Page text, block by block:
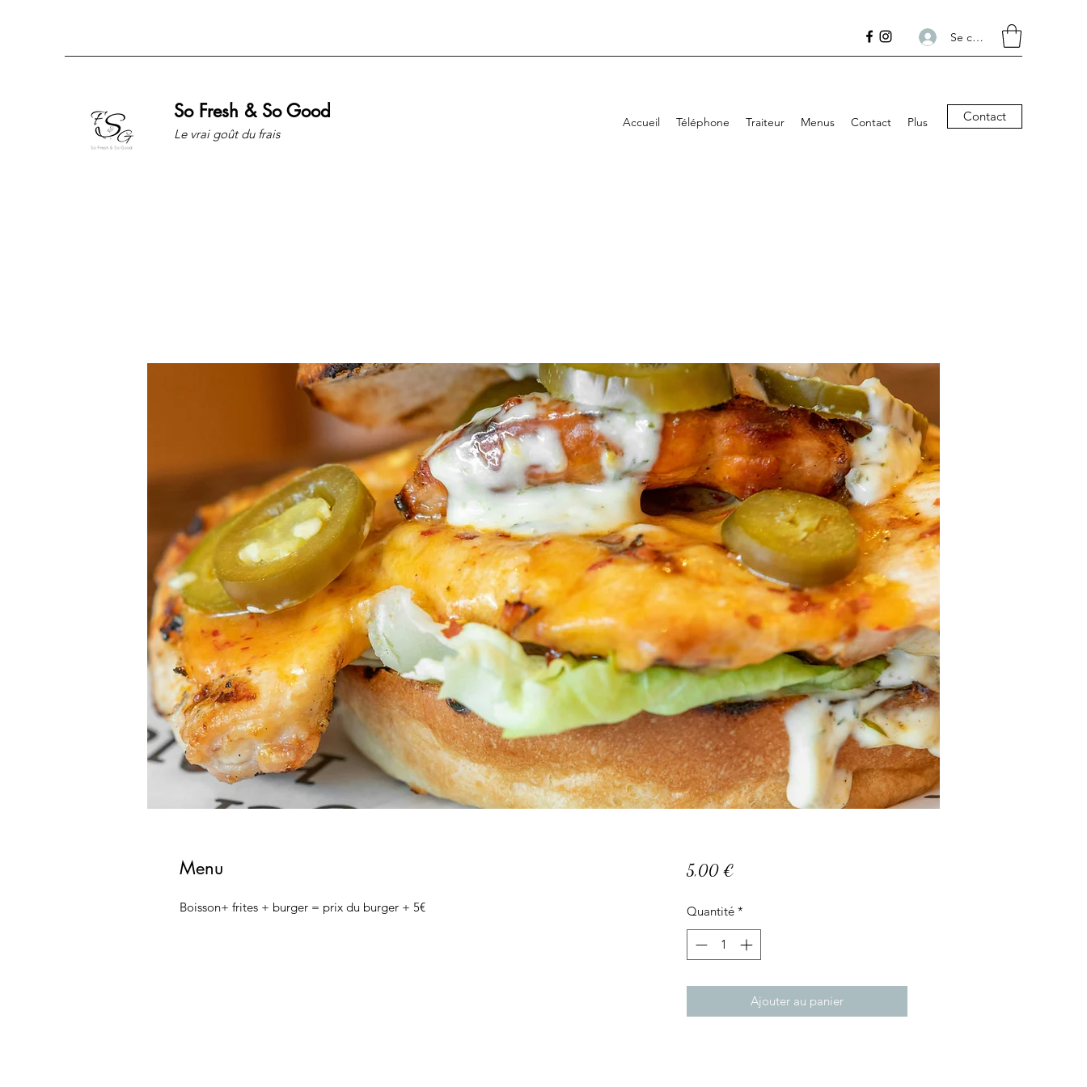
Se connecter
So Fresh & So Good
Le vrai goût du frais
Accueil Téléphone Traiteur Menus Contact Plus Contact
Menu
Boisson+ frites + burger = prix du burger + 5€
5,00 €Prix
Quantité *
Ajouter au panier